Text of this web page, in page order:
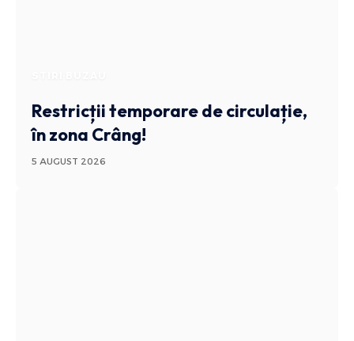
Restricții temporare de circulație,
în zona Crâng!
5 AUGUST 2026